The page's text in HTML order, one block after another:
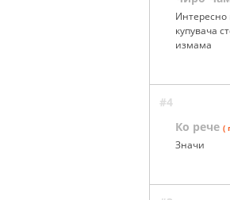
Интересно
купувача
измама
#4
Ко рече (
Значи